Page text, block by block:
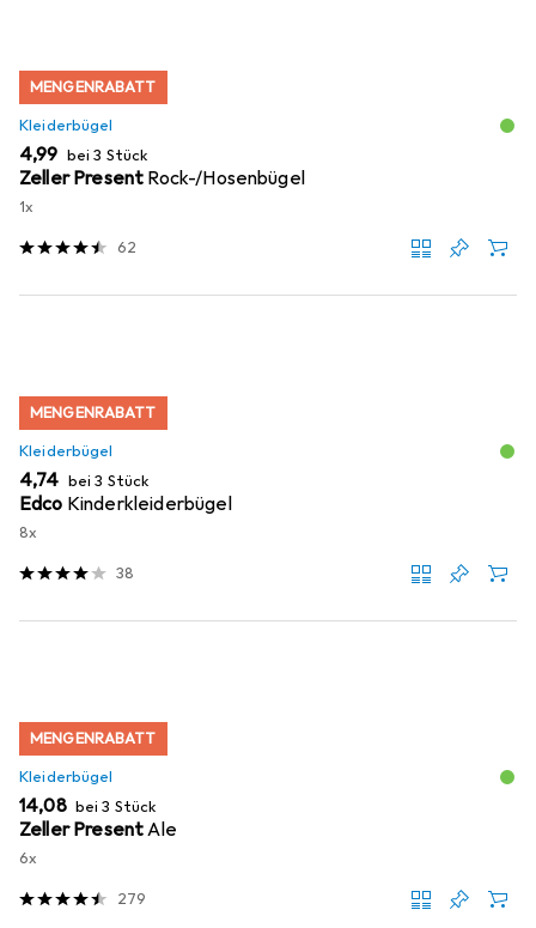
MENGENRABATT
Kleiderbügel
EUR
4,99 bei 3 Stück
Zeller Present Rock-/Hosenbügel
1x
62
MENGENRABATT
Kleiderbügel
EUR
4,74 bei 3 Stück
Edco Kinderkleiderbügel
8x
38
MENGENRABATT
Kleiderbügel
EUR
14,08 bei 3 Stück
Zeller PresentAle
6x
279